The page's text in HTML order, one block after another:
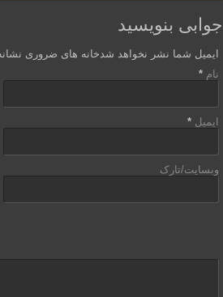
جوابی بنویسید
ایمیل شما نشر نخواهد شدخانه های ضروری
نام *
ایمیل *
وبسایت/تارک